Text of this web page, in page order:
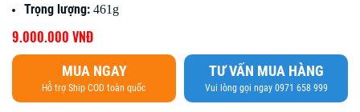
Trọng lượng: 461g
9.000.000 VNĐ
MUA NGAY
Hỗ trợ Ship COD toàn quốc
TƯ VẤN MUA HÀNG
Vui lòng gọi ngay 0971 658 999